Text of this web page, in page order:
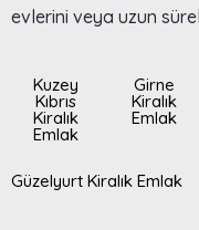
evlerini veya uzun
Kuzey
Kıbrıs
Kiralık
Emlak
Girne
Kiralık
Emlak
Güzelyurt Kiralık Emlak